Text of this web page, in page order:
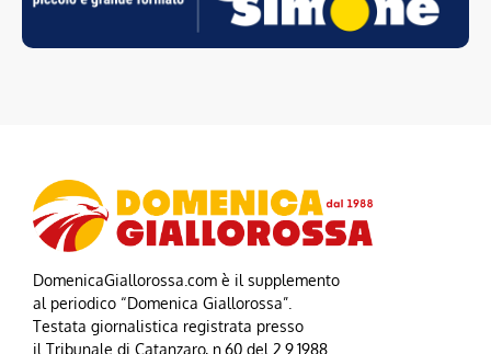
DomenicaGiallorossa.com è il supplemento
al periodico “Domenica Giallorossa”.
Testata giornalistica registrata presso
il Tribunale di Catanzaro, n.60 del 2.9.1988